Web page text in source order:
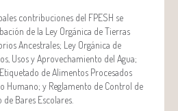
contribuciones del FPESH se
de la Ley Orgánica de Tierras
Ancestrales; Ley Orgánica de
Usos y Aprovechamiento del Agua;
de Alimentos Procesados
Humano; y Reglamento de Control de
Bares Escolares.